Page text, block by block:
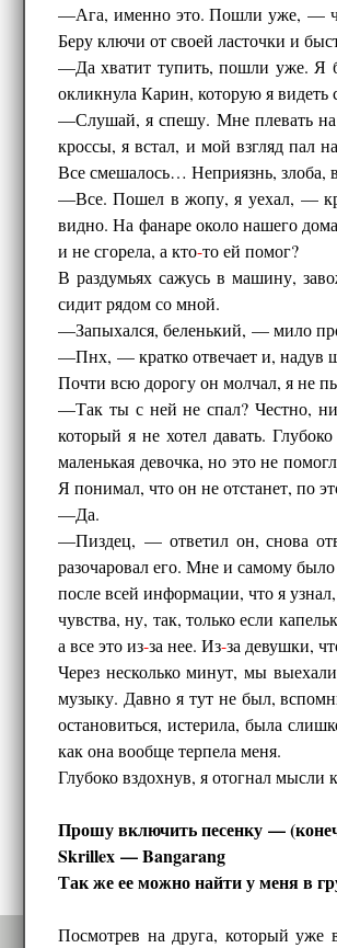
—Ага, именно это. Пошли уже, —
Беру ключи от своей ласточки и
—Да хватит тупить, пошли уже. Я
окликнула Карин, которую я видеть
—Слушай, я спешу. Мне плевать на
кроссы, я встал, и мой взгляд пал
Все смешалось… Неприязнь, злоба,
—Все. Пошел в жопу, я уехал, —
видно. На фанаре около нашего
и не сгорела, а кто-то ей помог?
В раздумьях сажусь в машину,
сидит рядом со мной.
—Запыхался, беленький, — мило
—Пнх, — кратко отвечает и, надув
Почти всю дорогу он молчал, я не
—Так ты с ней не спал? Честно, ни
который я не хотел давать.
маленькая девочка, но это не
Я понимал, что он не отстанет, по
—Да.
—Пиздец, — ответил он, снова
разочаровал его. Мне и самому
после всей информации, что я
чувства, ну, так, только если
а все это из-за нее. Из-за девушки,
Через несколько минут, мы
музыку. Давно я тут не был,
остановиться, истерила, была
как она вообще терпела меня.
Глубоко вздохнув, я отогнал мысли
Прошу включить песенку —
Skrillex — Bangarang
Так же ее можно найти у меня в
Посмотрев на друга, который уже